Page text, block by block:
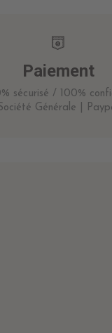
Paiement
sécurisé / 100%
Générale |